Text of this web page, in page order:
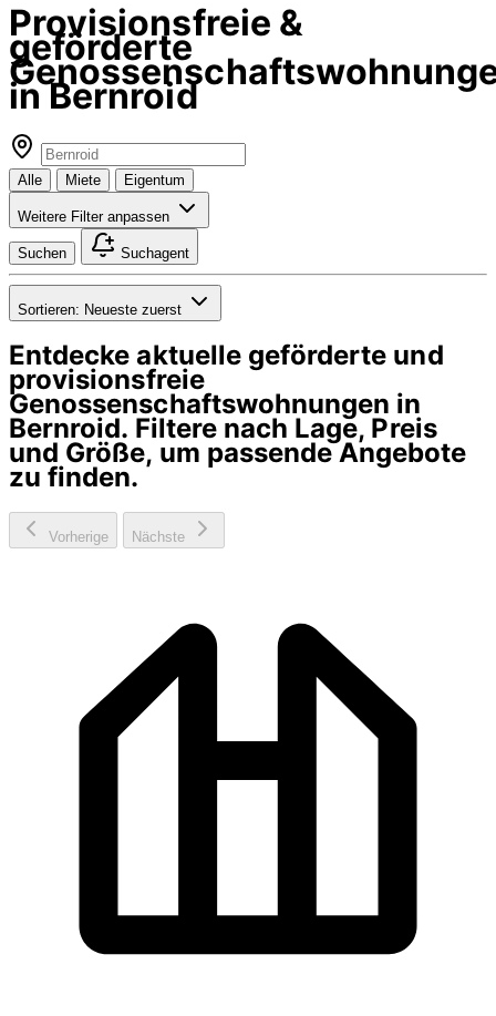
Provisionsfreie &
geförderte
in Bernroid
Alle Miete Eigentum
Weitere Filter anpassen
Suchen Suchagent
Sortieren: Neueste zuerst
Entdecke aktuelle geförderte und
provisionsfreie
Genossenschaftswohnungen in
Bernroid. Filtere nach Lage, Preis
und Größe, um passende Angebote
zu finden.
Vorherige Nächste